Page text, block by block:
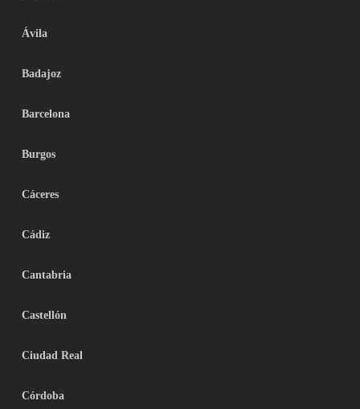
Ávila
Badajoz
Barcelona
Burgos
Cáceres
Cádiz
Cantabria
Castellón
Ciudad Real
Córdoba